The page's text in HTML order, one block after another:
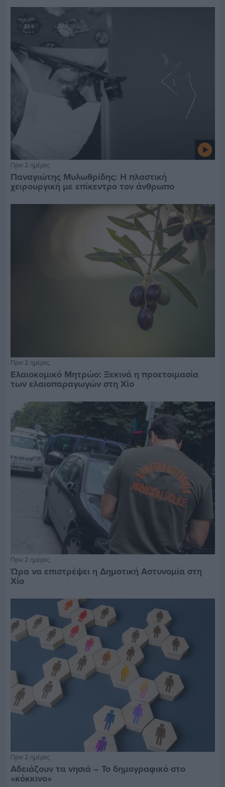
Πριν 2 ημέρες
Παναγιώτης Μυλωθρίδης: Η πλαστική
χειρουργική με επίκεντρο τον άνθρωπο
Πριν 2 ημέρες
Ελαιοκομικό Μητρώο: Ξεκινά η προετοιμασία
των ελαιοπαραγωγών στη Χίο
Πριν 2 ημέρες
Ώρα να επιστρέψει η Δημοτική Αστυνομία στη
Χίο
Πριν 2 ημέρες
Αδειάζουν τα νησιά – Το δημογραφικό στο
«κόκκινο»